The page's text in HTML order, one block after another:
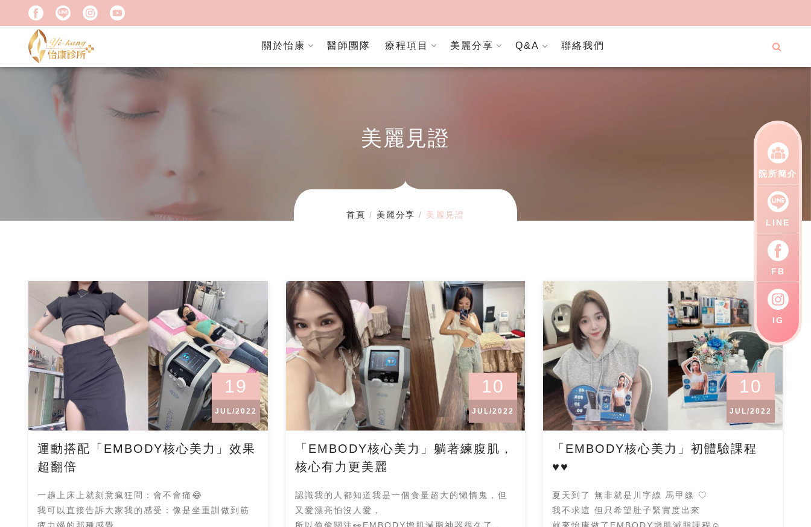
關於怡康 醫師團隊 療程項目 美麗分享 Q&A 聯絡我們
美麗見證
首頁 美麗分享 美麗見證
19
JUL/2022
運動搭配「EMBODY核心美力」效果
超翻倍
一趟上床上就刻意瘋狂問：會不會痛😂
我可以直接告訴大家我的感受：像是坐重訓做到筋
10
JUL/2022
「EMBODY核心美力」躺著練腹肌，
核心有力更美麗
認識我的人都知道我是一個食量超大的懶惰鬼，但
又愛漂亮怕沒人愛，
10
JUL/2022
「EMBODY核心美力」初體驗課程
♥♥
夏天到了 無非就是川字線 馬甲線 ♡
我不求這 但只希望肚子緊實度出來
院所簡介
LINE
FB
IG